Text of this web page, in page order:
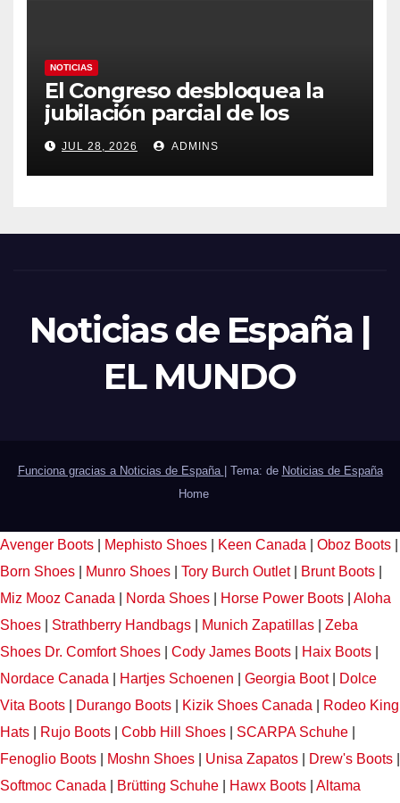
NOTICIAS
El Congreso desbloquea la
jubilación parcial de los
trabajadores laborales del
sector público
JUL 28, 2026 ADMINS
Noticias de España |
EL MUNDO
Funciona gracias a Noticias de España Tema: de Noticias de España
Home
Avenger Boots Mephisto Shoes Keen Canada Oboz Boots
Born Shoes
Munro Shoes Tory Burch Outlet Brunt Boots
Miz Mooz Canada
Norda Shoes Horse Power Boots
Aloha
Shoes
Strathberry Handbags Munich Zapatillas
Zeba
Shoes Dr. Comfort Shoes Cody James Boots Haix Boots
Nordace Canada
Hartjes Schoenen Georgia Boot|
Dolce
Vita Boots
Durango Boots Kizik Shoes Canada
Rodeo King
Hats
Rujo Boots Cobb Hill Shoes SCARPA Schuhe
Fenoglio Boots
Moshn Shoes Unisa Zapatos Drew's Boots
Softmoc Canada
Brütting Schuhe Hawx Boots Altama